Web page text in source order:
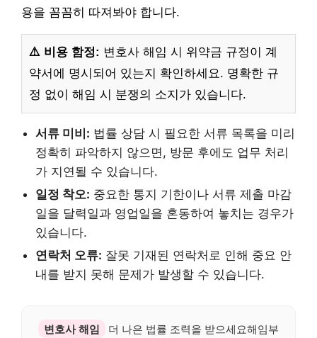
용을 꼼꼼히 따져봐야 합니다.
⚠️ 비용 함정: 변호사 해임 시 위약금 규정이 계
약서에 명시되어 있는지 확인하세요. 명확한 규
정 없이 해임 시 분쟁의 소지가 있습니다.
서류 미비: 법률 상담 시 필요한 서류 목록을 미리
정확히 파악하지 않으면, 방문 후에도 업무 처리
가 지연될 수 있습니다.
일정 착오: 중요한 통지 기한이나 서류 제출 마감
일을 달력일과 영업일을 혼동하여 놓치는 경우가
있습니다.
연락처 오류: 잘못 기재된 연락처로 인해 중요 안
내를 받지 못해 문제가 발생할 수 있습니다.
변호사 해임
더 나은 법률 조력을 받으세요해임부